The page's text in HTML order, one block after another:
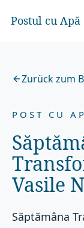
Postul cu Apă
Zurück zum
POST CU
Vasile
Săptămâna